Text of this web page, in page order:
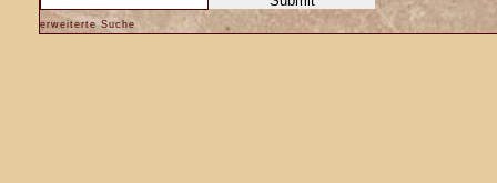
erweiterte Suche